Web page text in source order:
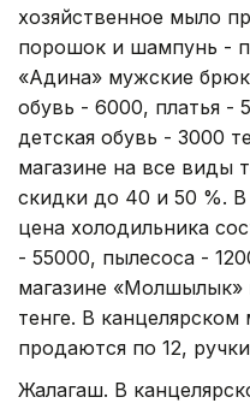
хозяйственное мыло
порошок и шампунь -
«Адина» мужские
обувь - 6000, платья -
детская обувь - 3000
магазине на все виды
скидки до 40 и 50 %.
цена холодильника
- 55000, пылесоса -
магазине «Молшылык»
тенге. В канцелярском
продаются по 12,
Жалагаш. В